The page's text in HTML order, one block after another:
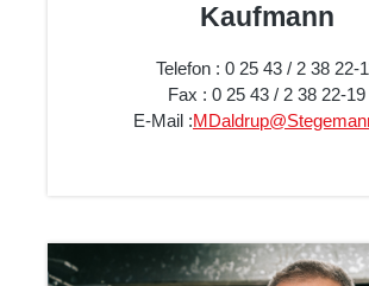
Kaufmann
Telefon : 0 25 43 / 2 38 22-
Fax : 0 25 43 / 2 38 22-19
E-Mail :